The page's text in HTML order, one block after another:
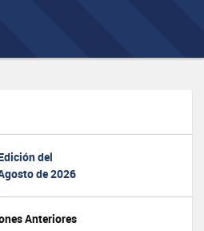
del
de 2026
Anteriores